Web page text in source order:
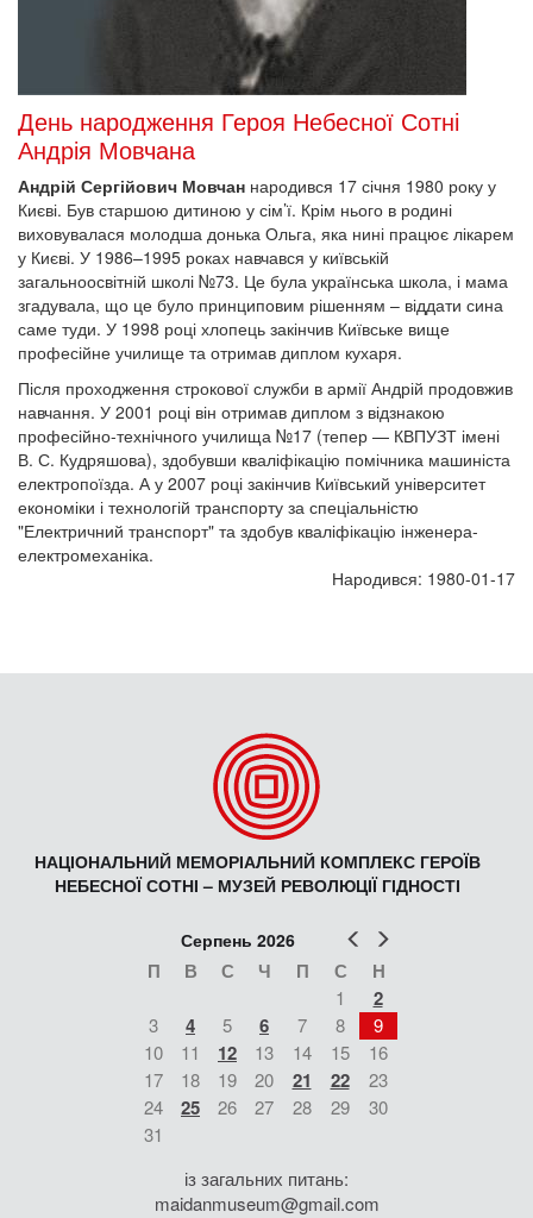
День народження Героя Небесної Сотні
Андрія Мовчана
Андрій Сергійович Мовчан народився 17 січня 1980 року у
Києві. Був старшою дитиною у сім’ї. Крім нього в родині
виховувалася молодша донька Ольга, яка нині працює лікарем
у Києві. У 1986–1995 роках навчався у київській
загальноосвітній школі №73. Це була українська школа, і мама
згадувала, що це було принциповим рішенням – віддати сина
саме туди. У 1998 році хлопець закінчив Київське вище
професійне училище та отримав диплом кухаря.
Після проходження строкової служби в армії Андрій продовжив
навчання. У 2001 році він отримав диплом з відзнакою
професійно-технічного училища №17 (тепер — КВПУЗТ імені
В. С. Кудряшова), здобувши кваліфікацію помічника машиніста
електропоїзда. А у 2007 році закінчив Київський університет
економіки і технологій транспорту за спеціальністю
"Електричний транспорт" та здобув кваліфікацію інженера-
електромеханіка.
Народився: 1980-01-17
НАЦІОНАЛЬНИЙ МЕМОРІАЛЬНИЙ КОМПЛЕКС ГЕРОЇВ
НЕБЕСНОЇ СОТНІ – МУЗЕЙ РЕВОЛЮЦІЇ ГІДНОСТІ
Попер
Серпень 2026
П В С Ч П С Н
1 2
3 4 5 6 7 8
9
10
11 12 13 14 15
16
17
18 19 20 21 22
23
24
25 26 27 28 29
30
31
із загальних питань:
maidanmuseum@gmail.com